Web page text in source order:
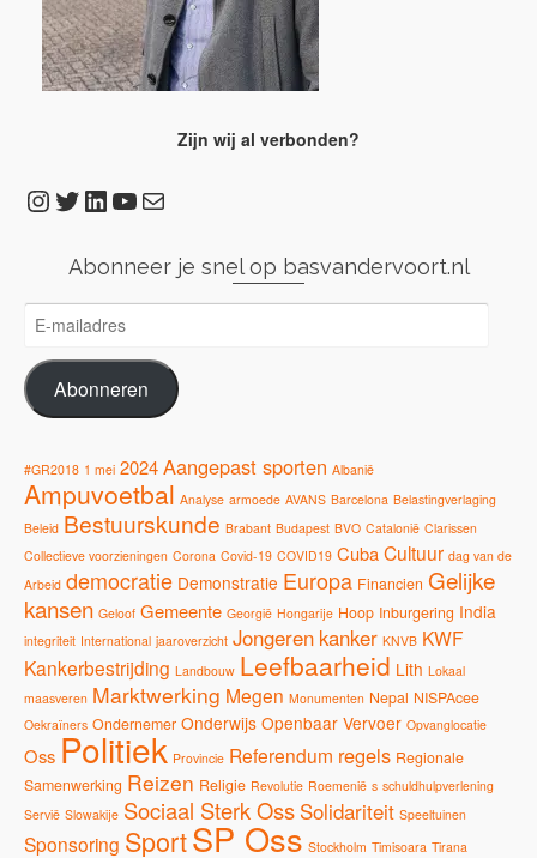
Zijn wij al verbonden?
Instagram
Twitter
LinkedIn
YouTube
E-mail
Abonneer je snel op basvandervoort.nl
E-
mailadres
Abonneren
#GR2018 1 mei 2024Aangepast sporten Albanië
Ampuvoetbal Analyse armoede AVANS Barcelona Belastingverlaging
Beleid Bestuurskunde Brabant Budapest BVO Catalonië Clarissen
Collectieve voorzieningen Corona Covid-19 COVID19 CubaCultuur dag van de
Arbeid democratie Demonstratie Europa Financien Gelijke
kansen Geloof Gemeente Georgië Hongarije Hoop Inburgering India
integriteit International jaaroverzicht Jongeren kanker KNVB KWF
Kankerbestrijding Landbouw Leefbaarheid Lith Lokaal
maasveren Marktwerking Megen Monumenten Nepal NISPAcee
Oekraïners Ondernemer Onderwijs Openbaar Vervoer Opvanglocatie
Oss Politiek Provincie Referendum regels Regionale
Samenwerking Reizen Religie Revolutie Roemenië s schuldhulpverlening
Servië Slowakije Sociaal Sterk Oss Solidariteit Speeltuinen
Sponsoring SportSP Oss Stockholm Timisoara Tirana